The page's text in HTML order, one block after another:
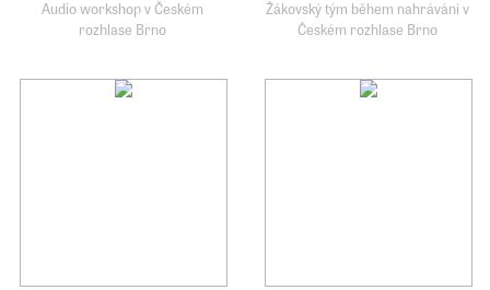
Audio workshop v Českém
rozhlase Brno
Žákovský tým během nahrávání v
Českém rozhlase Brno